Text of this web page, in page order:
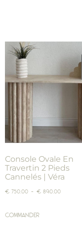
Console Ovale En
Travertin 2 Pieds
Cannelés | Véra
€ 750,00 – € 890,00
COMMANDER